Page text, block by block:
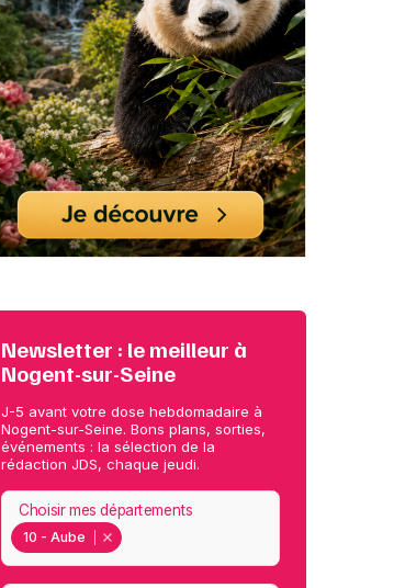
Newsletter : le meilleur à
Nogent-sur-Seine
J-5 avant votre dose hebdomadaire à
Nogent-sur-Seine. Bons plans, sorties,
événements : la sélection de la
rédaction JDS, chaque jeudi.
10 - Aube
Choisir mes départements